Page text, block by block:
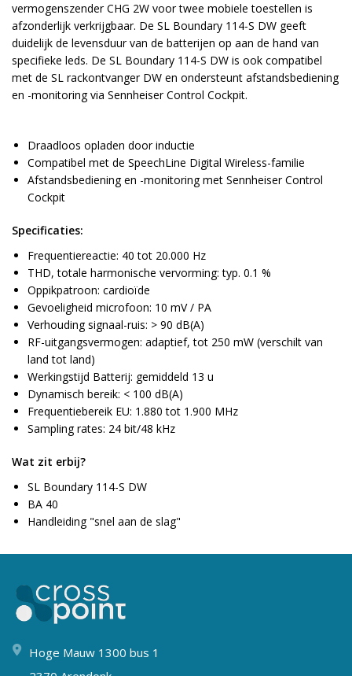
vermogenszender CHG 2W voor twee mobiele toestellen is
afzonderlijk verkrijgbaar. De SL Boundary 114-S DW geeft
duidelijk de levensduur van de batterijen op aan de hand van
specifieke leds. De SL Boundary 114-S DW is ook compatibel
met de SL rackontvanger DW en ondersteunt afstandsbediening
en -monitoring via Sennheiser Control Cockpit.
Draadloos opladen door inductie
Compatibel met de SpeechLine Digital Wireless-familie
Afstandsbediening en -monitoring met Sennheiser Control
Cockpit
Specificaties:
Frequentiereactie: 40 tot 20.000 Hz
THD, totale harmonische vervorming: typ. 0.1 %
Oppikpatroon: cardioïde
Gevoeligheid microfoon: 10 mV / PA
Verhouding signaal-ruis: > 90 dB(A)
RF-uitgangsvermogen: adaptief, tot 250 mW (verschilt van
land tot land)
Werkingstijd Batterij: gemiddeld 13 u
Dynamisch bereik: < 100 dB(A)
Frequentiebereik EU: 1.880 tot 1.900 MHz
Sampling rates: 24 bit/48 kHz
Wat zit erbij?
SL Boundary 114-S DW
BA 40
Handleiding "snel aan de slag"
Hoge Mauw 1300 bus 1